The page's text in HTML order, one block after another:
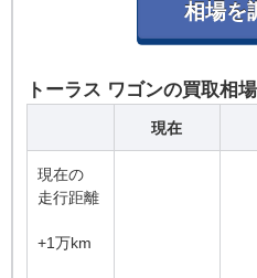
トーラス ワゴンの買取相
現在
現在の
走行距離
+1万km